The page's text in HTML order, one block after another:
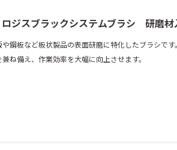
ロジスブラックシステムブラシ 研磨材
や鋼板など板状製品の表面研磨に特化したブラシで
兼ね備え、作業効率を大幅に向上させます。